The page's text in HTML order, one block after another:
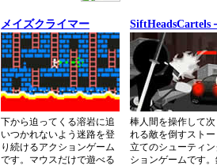
メイズクライマー
下から迫ってくる溶岩に追
いつかれないよう迷路を登
り続けるアクションゲーム
です。マウスだけで遊べる
SiftHeadsCartels
棒人間を操作して
れる敵を倒すスト
立てのシューティ
ションゲームです